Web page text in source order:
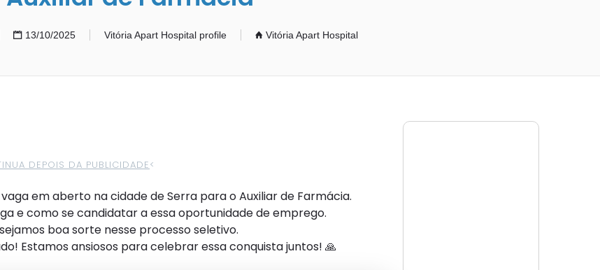
13/10/2025 Vitória Apart Hospital profile Vitória Apart Hospital
DEPOIS DA PUBLICIDADE<
em aberto na cidade de Serra para o Auxiliar de Farmácia.
e como se candidatar a essa oportunidade de emprego.
boa sorte nesse processo seletivo.
Estamos ansiosos para celebrar essa conquista juntos! 🙏